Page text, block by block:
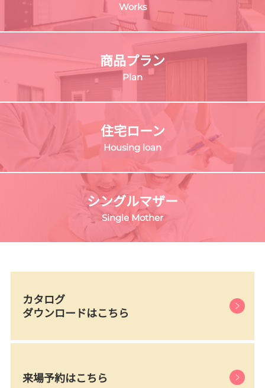
Works
商品プラン
Plan
住宅ローン
Housing loan
シングルマザー
Single Mother
カタログ
ダウンロードはこちら
来場予約はこちら